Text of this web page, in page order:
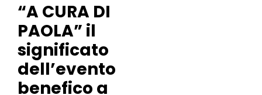
“A CURA DI
PAOLA” il
significato
dell’evento
benefico a